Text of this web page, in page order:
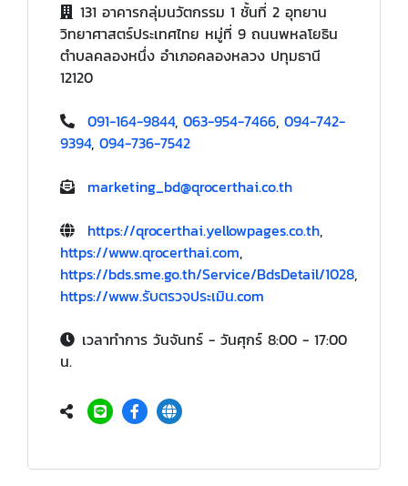
131 อาคารกลุ่มนวัตกรรม 1 ชั้นที่ 2 อุทยาน
วิทยาศาสตร์ประเทศไทย หมู่ที่ 9 ถนนพหลโยธิน
ตำบลคลองหนึ่ง อำเภอคลองหลวง ปทุมธานี
12120
091-164-9844, 063-954-7466, 094-742-
9394, 094-736-7542
marketing_bd@qrocerthai.co.th
https://qrocerthai.yellowpages.co.th,
https://www.qrocerthai.com,
https://bds.sme.go.th/Service/BdsDetail/1028,
https://www.รับตรวจประเมิน.com
เวลาทำการ วันจันทร์ - วันศุกร์ 8:00 - 17:00
น.